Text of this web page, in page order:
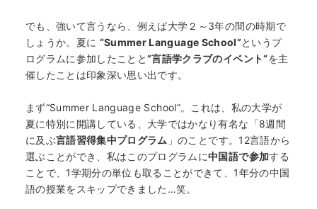
でも、強いて言うなら、例えば大学２～3年の間の時期で
しょうか。夏に “Summer Language School”というプ
ログラムに参加したことと”言語学クラブのイベント“を主
催したことは印象深い思い出です。
まず“Summer Language School”。これは、私の大学が
夏に特別に開講している、大学ではかなり有名な「8週間
に及ぶ言語習得集中プログラム 」のことです。12言語から
選ぶことができ、私はこのプログラムに中国語で参加する
ことで、1学期分の単位も取ることができて、1年分の中国
語の授業をスキップできました…笑。